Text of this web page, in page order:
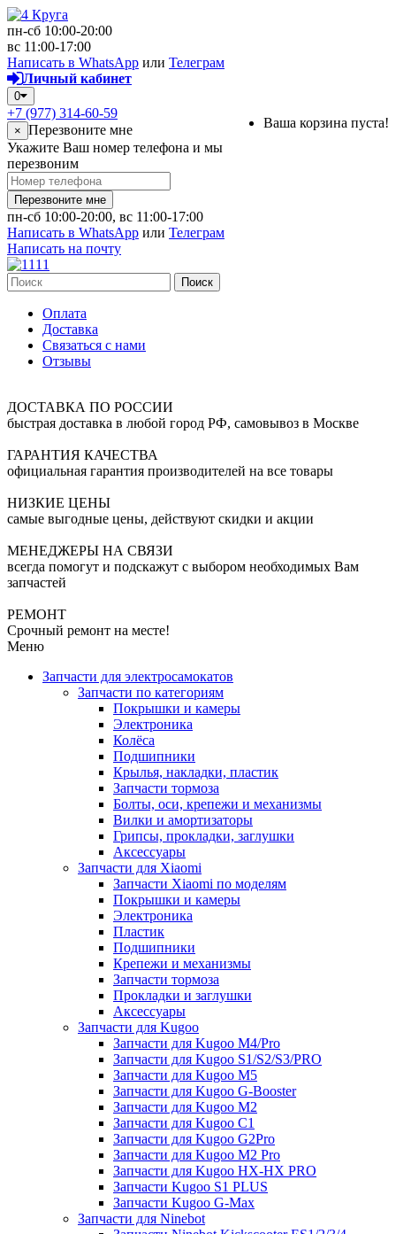
пн-сб 10:00-20:00
вс 11:00-17:00
Написать в WhatsApp или Телеграм
Личный кабинет
0
Ваша корзина пуста!
+7 (977) 314-60-59
× Перезвоните мне
Укажите Ваш номер телефона и мы
перезвоним
Перезвоните мне
пн-сб 10:00-20:00, вс 11:00-17:00
Написать в WhatsApp или Телеграм
Написать на почту
Поиск
Оплата
Доставка
Связаться с нами
Отзывы
ДОСТАВКА ПО РОССИИ
быстрая доставка в любой город РФ, самовывоз в Москве
ГАРАНТИЯ КАЧЕСТВА
официальная гарантия производителей на все товары
НИЗКИЕ ЦЕНЫ
самые выгодные цены, действуют скидки и акции
МЕНЕДЖЕРЫ НА СВЯЗИ
всегда помогут и подскажут с выбором необходимых Вам
запчастей
РЕМОНТ
Срочный ремонт на месте!
Меню
Запчасти для электросамокатов
Запчасти по категориям
Покрышки и камеры
Электроника
Колёса
Подшипники
Крылья, накладки, пластик
Запчасти тормоза
Болты, оси, крепежи и механизмы
Вилки и амортизаторы
Грипсы, прокладки, заглушки
Аксессуары
Запчасти для Xiaomi
Запчасти Xiaomi по моделям
Покрышки и камеры
Электроника
Пластик
Подшипники
Крепежи и механизмы
Запчасти тормоза
Прокладки и заглушки
Аксессуары
Запчасти для Kugoo
Запчасти для Kugoo M4/Pro
Запчасти для Kugoo S1/S2/S3/PRO
Запчасти для Kugoo M5
Запчасти для Kugoo G-Booster
Запчасти для Kugoo M2
Запчасти для Kugoo C1
Запчасти для Kugoo G2Pro
Запчасти для Kugoo M2 Pro
Запчасти для Kugoo HX-HX PRO
Запчасти Kugoo S1 PLUS
Запчасти Kugoo G-Max
Запчасти для Ninebot